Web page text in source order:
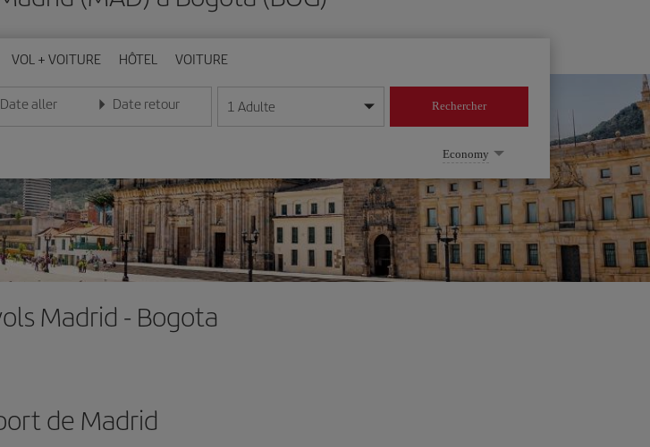
VOL + VOITURE HÔTEL VOITURE
Date aller
la date au format jour/mois/année
Date retour
Entrez la date au format jour/mois/année
1 Adulte Rechercher
Economy
Madrid - Bogota
de Madrid